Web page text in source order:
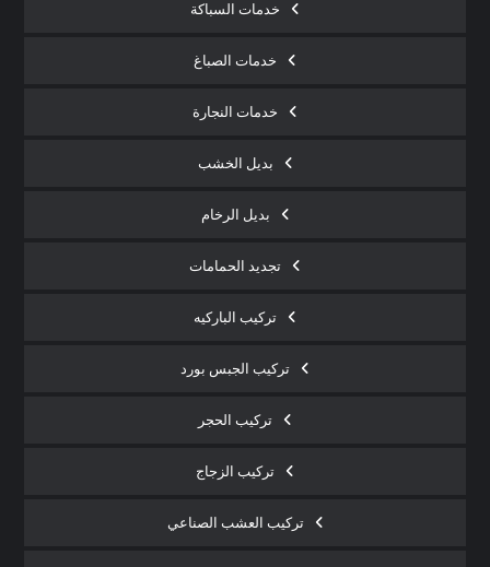
خدمات السباكة
خدمات الصباغ
خدمات النجارة
بديل الخشب
بديل الرخام
تجديد الحمامات
تركيب الباركيه
تركيب الجبس بورد
تركيب الحجر
تركيب الزجاج
تركيب العشب الصناعي